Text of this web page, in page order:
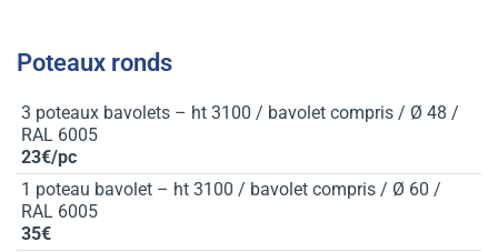
Poteaux ronds
3 poteaux bavolets – ht 3100 / bavolet compris / Ø 48 /
RAL 6005
23€/pc
1 poteau bavolet – ht 3100 / bavolet compris / Ø 60 /
RAL 6005
35€